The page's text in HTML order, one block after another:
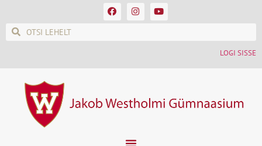
LOGI SISSE